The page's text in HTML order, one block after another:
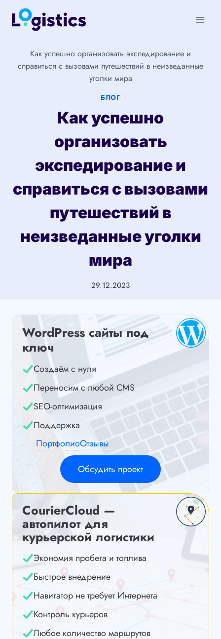
Перейти
Как успешно организовать экспедирование и
справиться с вызовами путешествий в неизведанные
уголки мира
БЛОГ
Как успешно
организовать
экспедирование и
справиться с вызовами
путешествий в
неизведанные уголки
мира
29.12.2023
WordPress сайты под
ключ
Создаём с нуля
Переносим с любой CMS
SEO-оптимизация
Поддержка
ПортфолиоОтзывы
Обсудить проект
CourierCloud —
автопилот для
курьерской логистики
Экономия пробега и топлива
Быстрое внедрение
Навигатор не требует Интернета
Контроль курьеров
Любое количество маршрутов